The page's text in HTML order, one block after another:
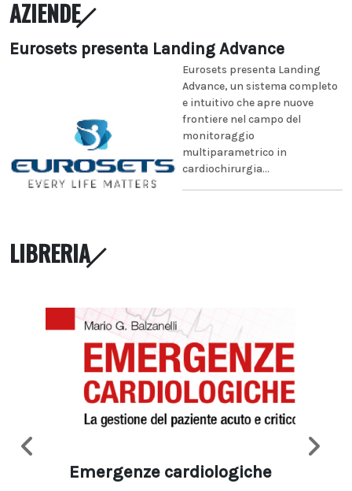
AZIENDE
Eurosets presenta Landing Advance
Eurosets presenta Landing
Advance, un sistema completo
e intuitivo che apre nuove
frontiere nel campo del
monitoraggio
multiparametrico in
cardiochirurgia...
LIBRERIA
Emergenze cardiologiche